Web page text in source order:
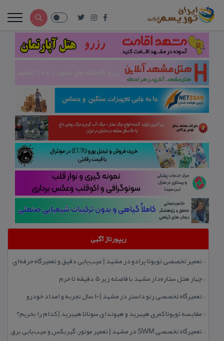
ریپورتاژ آگهی
:: تعمیر تخصصی تویوتا پرادو در مشهد | عیب‌یابی دقیق و تعمیرگاه حرفه‌ای
::چهار هتل‌ ستاره‌دار مشهد با فاصله زیر 5 دقیقه تا حرم
:: تعمیرگاه تخصصی رنو داستر در مشهد | ۱۰ سال تجربه و امداد خودرو
:: مقایسه تویوتا كمری هیبرید و هیوندای سوناتا هیبرید | كدام را بخریم؟
:: تعمیرگاه تخصصی SWM در مشهد | تعمیر موتور، گیربكس و عیب‌یابی برق